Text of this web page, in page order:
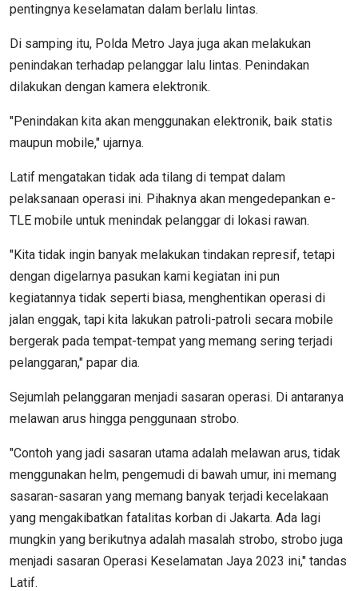
pentingnya keselamatan dalam berlalu lintas.
Di samping itu, Polda Metro Jaya juga akan melakukan
penindakan terhadap pelanggar lalu lintas. Penindakan
dilakukan dengan kamera elektronik.
"Penindakan kita akan menggunakan elektronik, baik statis
maupun mobile," ujarnya.
Latif mengatakan tidak ada tilang di tempat dalam
pelaksanaan operasi ini. Pihaknya akan mengedepankan e-
TLE mobile untuk menindak pelanggar di lokasi rawan.
"Kita tidak ingin banyak melakukan tindakan represif, tetapi
dengan digelarnya pasukan kami kegiatan ini pun
kegiatannya tidak seperti biasa, menghentikan operasi di
jalan enggak, tapi kita lakukan patroli-patroli secara mobile
bergerak pada tempat-tempat yang memang sering terjadi
pelanggaran," papar dia.
Sejumlah pelanggaran menjadi sasaran operasi. Di antaranya
melawan arus hingga penggunaan strobo.
"Contoh yang jadi sasaran utama adalah melawan arus, tidak
menggunakan helm, pengemudi di bawah umur, ini memang
sasaran-sasaran yang memang banyak terjadi kecelakaan
yang mengakibatkan fatalitas korban di Jakarta. Ada lagi
mungkin yang berikutnya adalah masalah strobo, strobo juga
menjadi sasaran Operasi Keselamatan Jaya 2023 ini," tandas
Latif.